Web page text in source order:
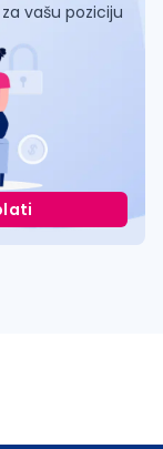
vašu poziciju